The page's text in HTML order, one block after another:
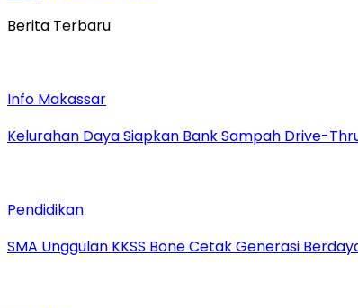
Berita Terbaru
Info Makassar
Kelurahan Daya Siapkan Bank Sampah Drive-
Pendidikan
SMA Unggulan KKSS Bone Cetak Generasi